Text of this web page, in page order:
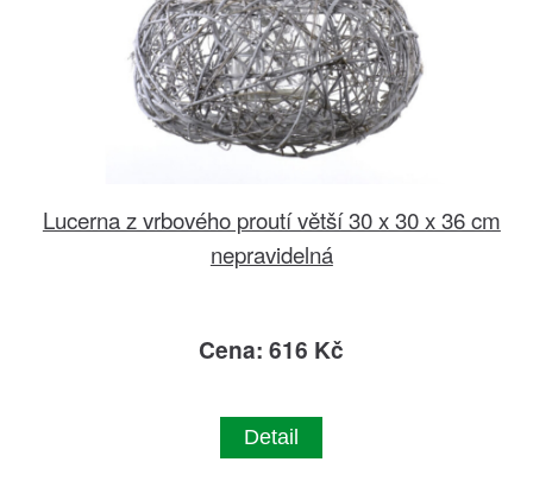
Lucerna z vrbového proutí větší 30 x 30 x 36 cm
nepravidelná
Cena: 616 Kč
Detail